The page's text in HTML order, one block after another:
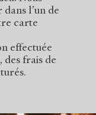
l’un de
carte
effectuée
des frais de